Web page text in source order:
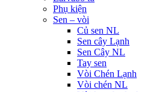
Phụ kiện
Sen – vòi
Củ sen NL
Sen cây Lạnh
Sen Cây NL
Tay sen
Vòi Chén Lạnh
Vòi chén NL